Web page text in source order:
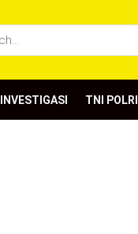
INVESTIGASI TNI POLRI